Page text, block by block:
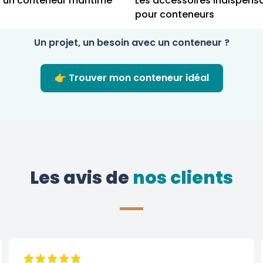
pour conteneurs
Un projet, un besoin avec un conteneur ?
👉 Trouver mon conteneur idéal
Les avis de nos clients